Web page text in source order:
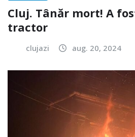
Cluj. Tânăr mort! A
tractor
clujazi aug. 20, 2024